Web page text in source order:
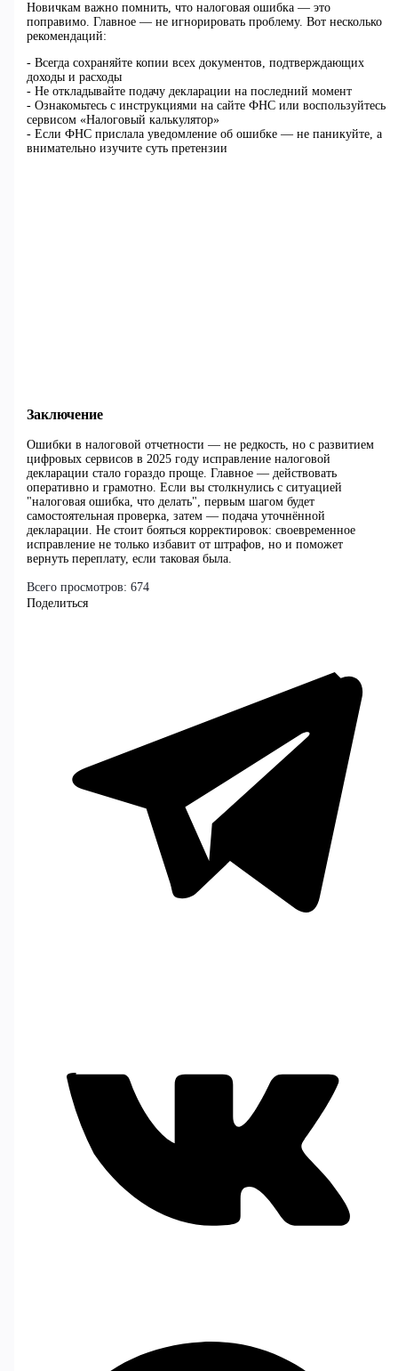
Новичкам важно помнить, что налоговая ошибка — это
поправимо. Главное — не игнорировать проблему. Вот несколько
рекомендаций:
- Всегда сохраняйте копии всех документов, подтверждающих
доходы и расходы
- Не откладывайте подачу декларации на последний момент
- Ознакомьтесь с инструкциями на сайте ФНС или воспользуйтесь
сервисом «Налоговый калькулятор»
- Если ФНС прислала уведомление об ошибке — не паникуйте, а
внимательно изучите суть претензии
Заключение
Ошибки в налоговой отчетности — не редкость, но с развитием
цифровых сервисов в 2025 году исправление налоговой
декларации стало гораздо проще. Главное — действовать
оперативно и грамотно. Если вы столкнулись с ситуацией
"налоговая ошибка, что делать", первым шагом будет
самостоятельная проверка, затем — подача уточнённой
декларации. Не стоит бояться корректировок: своевременное
исправление не только избавит от штрафов, но и поможет
вернуть переплату, если таковая была.
Всего просмотров: 674
Поделиться